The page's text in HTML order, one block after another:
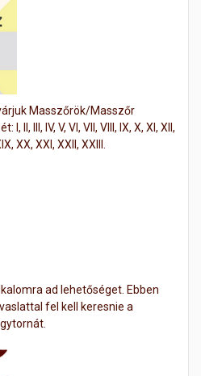
Masszőrök/Masszőr
II, III, IV, V, VI, VII, VIII, IX, X, XI, XII,
XX, XXI, XXII, XXIII.
ad lehetőséget. Ebben
fel kell keresnie a